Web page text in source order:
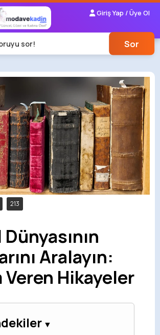
Giriş Yap / Üye Ol
sor! Sor
213
Aralayın:
Veren Hikayeler